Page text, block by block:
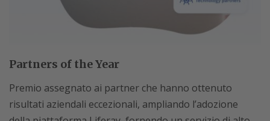
Partners of the Year
Premio assegnato ai partner che hanno ottenuto
risultati aziendali eccezionali, ampliando l’adozione